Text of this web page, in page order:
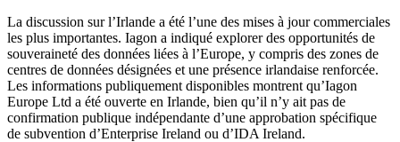
La discussion sur l’Irlande a été l’une des mises à jour commerciales
les plus importantes. Iagon a indiqué explorer des opportunités de
souveraineté des données liées à l’Europe, y compris des zones de
centres de données désignées et une présence irlandaise renforcée.
Les informations publiquement disponibles montrent qu’Iagon
Europe Ltd a été ouverte en Irlande, bien qu’il n’y ait pas de
confirmation publique indépendante d’une approbation spécifique
de subvention d’Enterprise Ireland ou d’IDA Ireland.